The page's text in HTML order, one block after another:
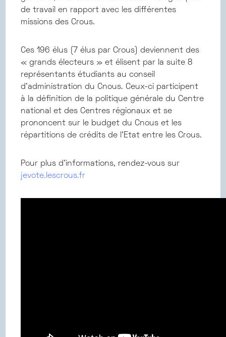
de travail en rapport avec les différentes
missions des Crous.
Ces 196 élus (7 élus par Crous) deviennent des
« grands électeurs » et élisent par la suite 8
représentants étudiants au conseil
d’administration du Cnous. Ceux-ci participent
à la définition de la politique générale du Centre
national et des Centres régionaux et se
prononcent sur le budget du Cnous et les
répartitions de crédits de l’Etat entre les Crous.
Pour plus d’informations, rendez-vous sur
jevote.lescrous.fr